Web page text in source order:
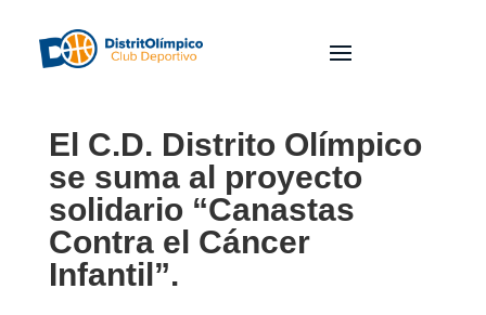
El C.D. Distrito Olímpico
se suma al proyecto
solidario “Canastas
Contra el Cáncer
Infantil”.